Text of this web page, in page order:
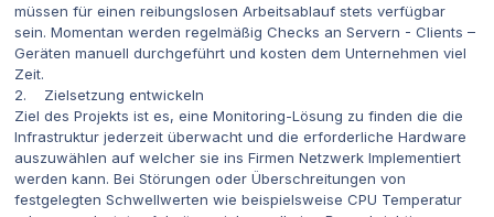
müssen für einen reibungslosen Arbeitsablauf stets verfügbar
sein. Momentan werden regelmäßig Checks an Servern - Clients –
Geräten manuell durchgeführt und kosten dem Unternehmen viel
Zeit.
2. Zielsetzung entwickeln
Ziel des Projekts ist es, eine Monitoring-Lösung zu finden die die
Infrastruktur jederzeit überwacht und die erforderliche Hardware
auszuwählen auf welcher sie ins Firmen Netzwerk Implementiert
werden kann. Bei Störungen oder Überschreitungen von
festgelegten Schwellwerten wie beispielsweise CPU Temperatur